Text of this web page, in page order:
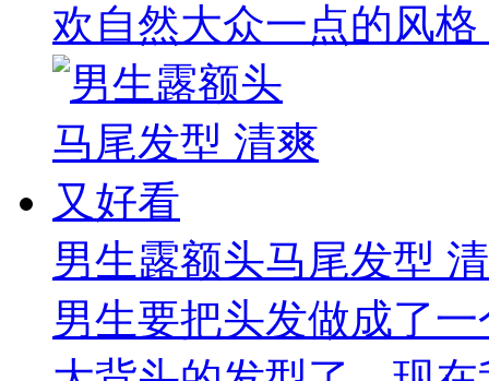
欢自然大众一点的风
男生露额头马尾发型
男生要把头发做成了